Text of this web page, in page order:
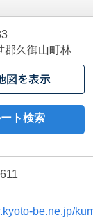
郡久御山町林
ト検索
be.ne.jp/